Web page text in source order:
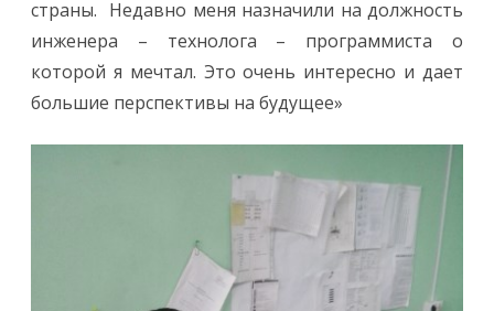
страны. Недавно меня назначили на должность
инженера – технолога – программиста о
которой я мечтал. Это очень интересно и дает
большие перспективы на будущее»